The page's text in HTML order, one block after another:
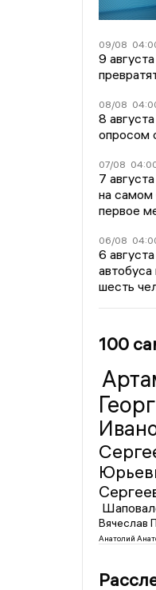
09/08
9
08/08
8
опросом
07/08
7
на самом
первое
06/08
6
шесть
100
Вячеслав
Анатолий